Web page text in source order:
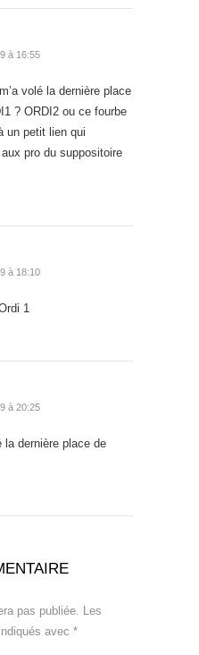
à 16:55
volé la dernière place
? ORDI2 ou ce fourbe
un petit lien qui
aux pro du suppositoire
à 18:10
1
à 20:25
la dernière place de
pas publiée. Les
avec *